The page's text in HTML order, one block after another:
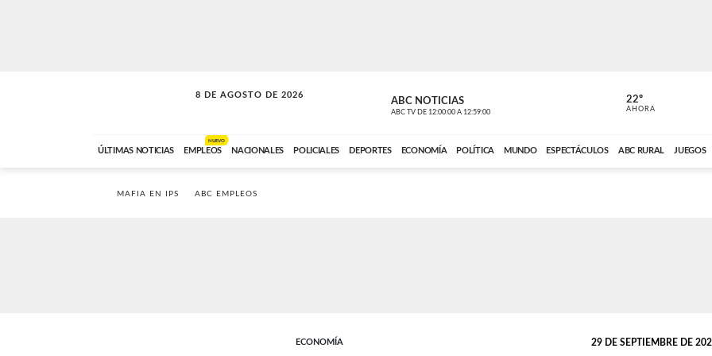
8 DE AGOSTO DE 2026
SOLO MÚSICA ABC NOTICIAS
ABC TV DE 12:00:00 A 12:59:00 ABC CARDINAL
22º
AHORA
ÚLTIMAS NOTICIAS EMPLEOS
NUEVO
NACIONALES POLICIALES DEPORTES ECONOMÍA POLÍTICA MUNDO ESPECTÁCULOS ABC RURAL JUEGOS
MAFIA EN IPS ABC EMPLEOS
ECONOMÍA 29 DE SEPTIEMBRE DE